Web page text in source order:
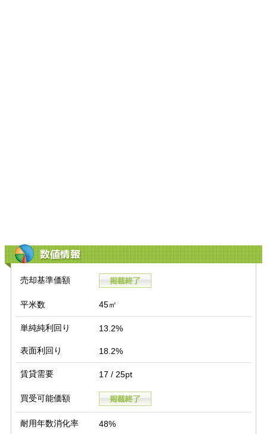
数値情報
売却基準価額
平米数 45㎡
単純純利回り 13.2%
表面利回り 18.2%
賃貸需要 17 / 25pt
買受可能価額
耐用年数消化率 48%